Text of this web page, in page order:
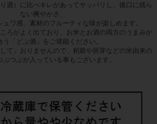
酒）に比べキレがあってサッパリし、後口に残ら
ない爽やかさ、
ワ感、素材のフルーティな味が楽しめます。
ろがよく出ており、お米とお酒の両方のうまみが
う「どぶ酒」をご堪能ください。
て」おりませんので、籾穀や胚芽などの米由来の
ぶつぶが入っている事もございます。